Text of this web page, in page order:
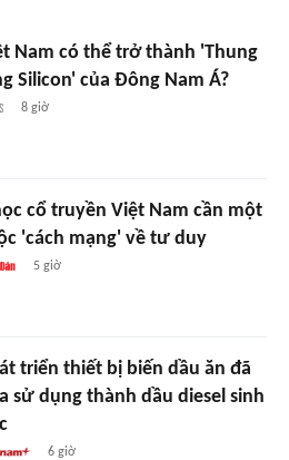
Nam có thể trở thành 'Thung
Silicon' của Đông Nam Á?
8 giờ
cổ truyền Việt Nam cần một
'cách mạng' về tư duy
5 giờ
triển thiết bị biến dầu ăn đã
sử dụng thành dầu diesel sinh
6 giờ